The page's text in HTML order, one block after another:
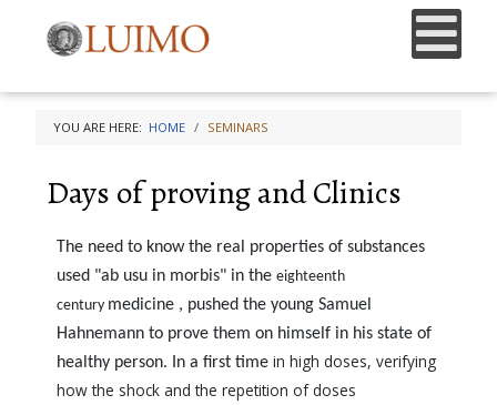
YOU ARE HERE: HOME SEMINARS
Days of proving and Clinics
The need to know the real properties of substances
used "ab usu in morbis" in theeighteenth
century medicine , pushed the young Samuel
Hahnemann to prove them on himself in his state of
healthy person. In a first timein high doses, verifying
how the shock and the repetition of doses